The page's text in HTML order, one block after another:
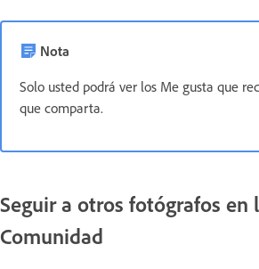
Nota
Solo usted podrá ver los Me gusta que
que comparta.
Seguir a otros fotógrafos en
Comunidad